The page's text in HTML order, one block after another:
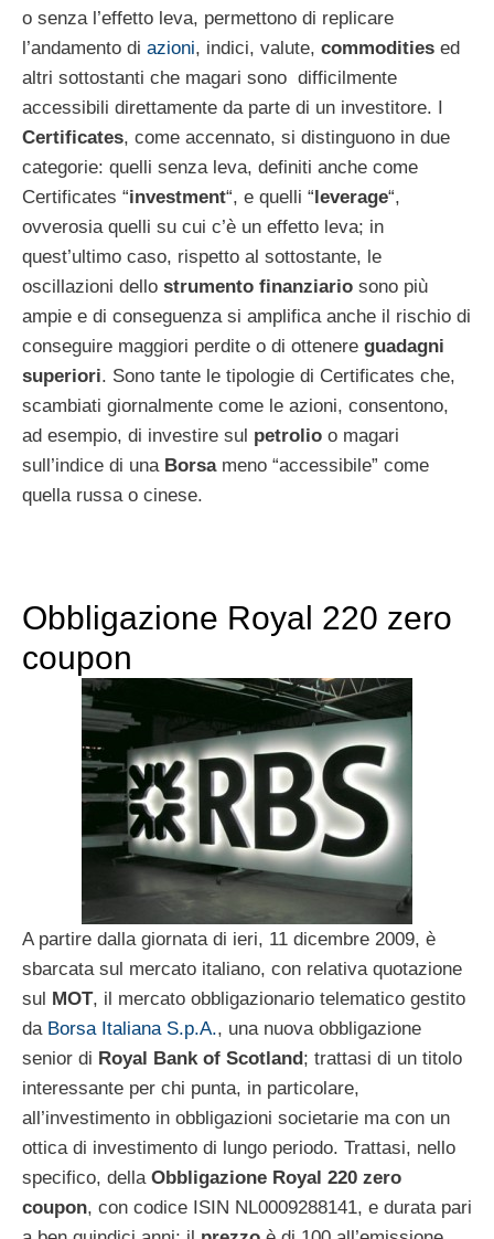
o senza l’effetto leva, permettono di replicare
l’andamento di azioni, indici, valute, commodities ed
altri sottostanti che magari sono difficilmente
accessibili direttamente da parte di un investitore. I
Certificates, come accennato, si distinguono in due
categorie: quelli senza leva, definiti anche come
Certificates “investment“, e quelli “leverage“,
ovverosia quelli su cui c’è un effetto leva; in
quest’ultimo caso, rispetto al sottostante, le
oscillazioni dello strumento finanziario sono più
ampie e di conseguenza si amplifica anche il rischio di
conseguire maggiori perdite o di ottenere guadagni
superiori. Sono tante le tipologie di Certificates che,
scambiati giornalmente come le azioni, consentono,
ad esempio, di investire sul petrolio o magari
sull’indice di una Borsameno “accessibile” come
quella russa o cinese.
Obbligazione Royal 220 zero
coupon
A partire dalla giornata di ieri, 11 dicembre 2009, è
sbarcata sul mercato italiano, con relativa quotazione
sul MOT, il mercato obbligazionario telematico gestito
da Borsa Italiana S.p.A., una nuova obbligazione
senior di Royal Bank of Scotland; trattasi di un titolo
interessante per chi punta, in particolare,
all’investimento in obbligazioni societarie ma con un
ottica di investimento di lungo periodo. Trattasi, nello
specifico, della Obbligazione Royal 220 zero
coupon, con codice ISIN NL0009288141, e durata pari